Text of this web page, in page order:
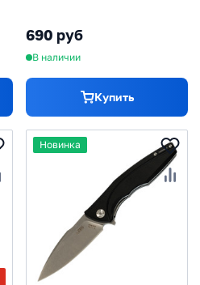
690 руб
В наличии
Купить
Новинка